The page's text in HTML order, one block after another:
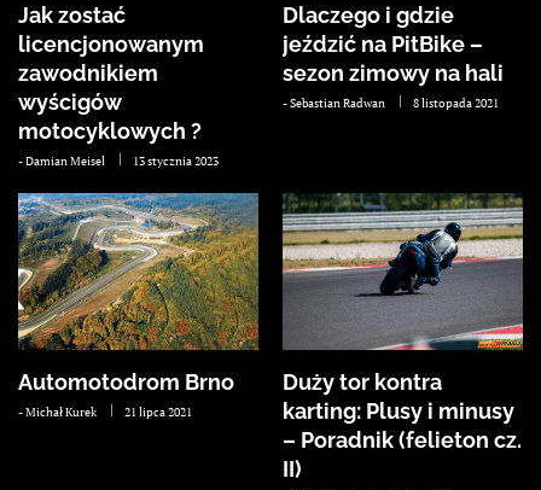
Jak zostać
licencjonowanym
zawodnikiem
wyścigów
motocyklowych ?
-Damian Meisel 13 stycznia 2023
Dlaczego i gdzie
jeździć na PitBike –
sezon zimowy na hali
-Sebastian Radwan 8 listopada 2021
Automotodrom Brno
-Michał Kurek 21 lipca 2021
Duży tor kontra
karting: Plusy i minusy
– Poradnik (felieton cz.
II)